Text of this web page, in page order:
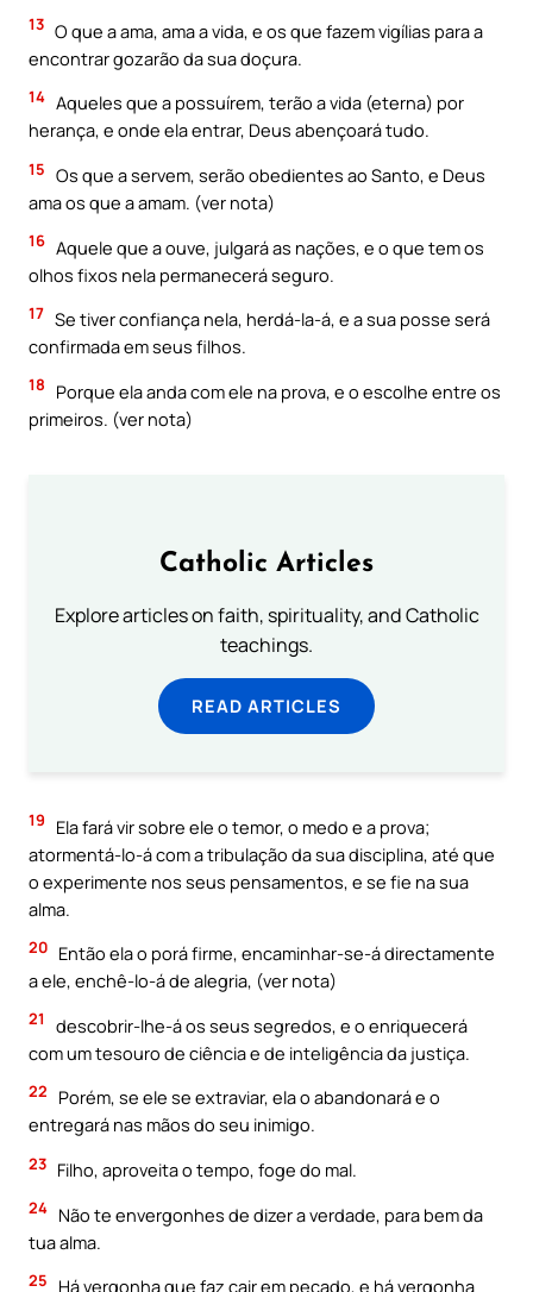
13 O que a ama, ama a vida, e os que fazem vigílias para a
encontrar gozarão da sua doçura.
14 Aqueles que a possuírem, terão a vida (eterna) por
herança, e onde ela entrar, Deus abençoará tudo.
15 Os que a servem, serão obedientes ao Santo, e Deus
ama os que a amam. (ver nota)
16 Aquele que a ouve, julgará as nações, e o que tem os
olhos fixos nela permanecerá seguro.
17 Se tiver confiança nela, herdá-la-á, e a sua posse será
confirmada em seus filhos.
18
Porque ela anda com ele na prova, e o escolhe entre os
primeiros. (ver nota)
Catholic Articles
Explore articles on faith, spirituality, and Catholic
teachings.
READ ARTICLES
19
Ela fará vir sobre ele o temor, o medo e a prova;
atormentá-lo-á com a tribulação da sua disciplina, até que
o experimente nos seus pensamentos, e se fie na sua
alma.
20 Então ela o porá firme, encaminhar-se-á directamente
a ele, enchê-lo-á de alegria, (ver nota)
21
descobrir-lhe-á os seus segredos, e o enriquecerá
com um tesouro de ciência e de inteligência da justiça.
22
Porém, se ele se extraviar, ela o abandonará e o
entregará nas mãos do seu inimigo.
23 Filho, aproveita o tempo, foge do mal.
24 Não te envergonhes de dizer a verdade, para bem da
tua alma.
25 Há vergonha que faz cair em pecado, e há vergonha